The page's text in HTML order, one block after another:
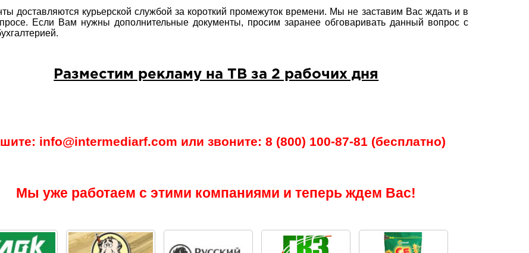
доставляются курьерской службой за короткий промежуток времени. Мы не заставим Вас ждать и в
Если Вам нужны дополнительные документы, просим заранее обговаривать данный вопрос с
Разместим рекламу на ТВ за 2 рабочих дня
info@intermediarf.com или звоните: 8 (800) 100-87-81 (бесплатно)
Мы уже работаем с этими компаниями и теперь ждем Вас!